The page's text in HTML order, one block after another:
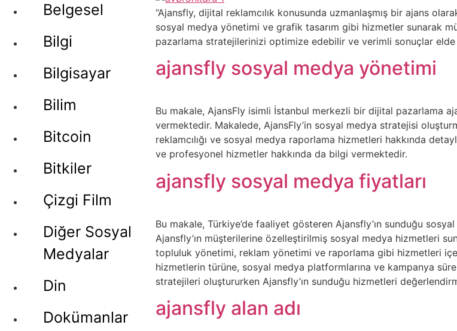
Belgesel
Bilgi
Bilgisayar
Bilim
Bitcoin
Bitkiler
Çizgi Film
Diğer Sosyal
Medyalar
Din
Dokümanlar
“Ajansfly, dijital reklamcılık konusunda uzmanlaşmış bir ajans
sosyal medya yönetimi ve grafik tasarım gibi hizmetler sunarak
pazarlama stratejilerinizi optimize edebilir ve verimli sonuçlar elde
ajansfly sosyal medya yönetimi
Bu makale, AjansFly isimli İstanbul merkezli bir dijital pazarlama
vermektedir. Makalede, AjansFly’in sosyal medya stratejisi
reklamcılığı ve sosyal medya raporlama hizmetleri hakkında
ve profesyonel hizmetler hakkında da bilgi vermektedir.
ajansfly sosyal medya fiyatları
Bu makale, Türkiye’de faaliyet gösteren Ajansfly’ın sunduğu
Ajansfly’ın müşterilerine özelleştirilmiş sosyal medya hizmetleri
topluluk yönetimi, reklam yönetimi ve raporlama gibi hizmetleri
hizmetlerin türüne, sosyal medya platformlarına ve kampanya
stratejileri oluştururken Ajansfly’ın sunduğu hizmetleri
ajansfly alan adı